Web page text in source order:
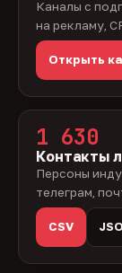
Каналы с
на рекламу,
Открыть
1 630
Контакты
Персоны
телеграм,
CSV